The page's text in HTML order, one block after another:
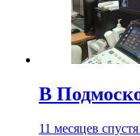
В
11 месяцев спустя